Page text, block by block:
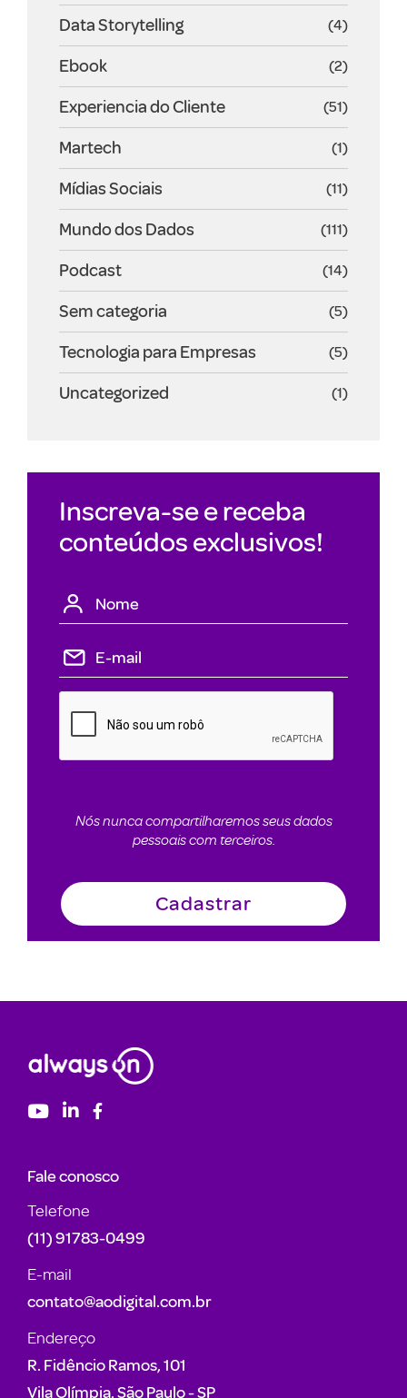
Data Storytelling (4)
Ebook (2)
Experiencia do Cliente (51)
Martech (1)
Mídias Sociais (11)
Mundo dos Dados (111)
Podcast (14)
Sem categoria (5)
Tecnologia para Empresas (5)
Uncategorized (1)
Inscreva-se e receba
conteúdos exclusivos!
Nós nunca compartilharemos seus dados
pessoais com terceiros.
Fale conosco
Telefone
(11) 91783-0499
E-mail
contato@aodigital.com.br
Endereço
R. Fidêncio Ramos, 101
Vila Olímpia, São Paulo - SP